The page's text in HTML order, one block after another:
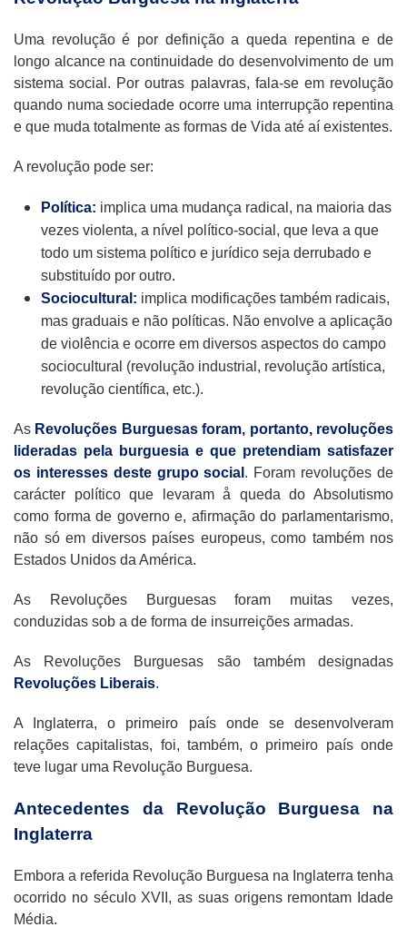
Uma revolução é por definição a queda repentina e de
longo alcance na continuidade do desenvolvimento de um
sistema social. Por outras palavras, fala-se em revolução
quando numa sociedade ocorre uma interrupção repentina
e que muda totalmente as formas de Vida até aí existentes.
A revolução pode ser:
Política: implica uma mudança radical, na maioria das
vezes violenta, a nível político-social, que leva a que
todo um sistema político e jurídico seja derrubado e
substituído por outro.
Sociocultural: implica modificações também radicais,
mas graduais e não políticas. Não envolve a aplicação
de violência e ocorre em diversos aspectos do campo
sociocultural (revolução industrial, revolução artística,
revolução científica, etc.).
As Revoluções Burguesas foram, portanto, revoluções
lideradas pela burguesia e que pretendiam satisfazer
os interesses deste grupo social . Foram revoluções de
carácter político que levaram å queda do Absolutismo
como forma de governo e, afirmação do parlamentarismo,
não só em diversos países europeus, como também nos
Estados Unidos da América.
As Revoluções Burguesas foram muitas vezes,
conduzidas sob a de forma de insurreições armadas.
As Revoluções Burguesas são também designadas
Revoluções Liberais.
A Inglaterra, o primeiro país onde se desenvolveram
relações capitalistas, foi, também, o primeiro país onde
teve lugar uma Revolução Burguesa.
Antecedentes da Revolução Burguesa na
Inglaterra
Embora a referida Revolução Burguesa na Inglaterra tenha
ocorrido no século XVII, as suas origens remontam Idade
Média.